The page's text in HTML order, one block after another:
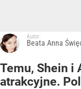
Autor:
Beata Anna
Temu, Shein i
atrakcyjne.